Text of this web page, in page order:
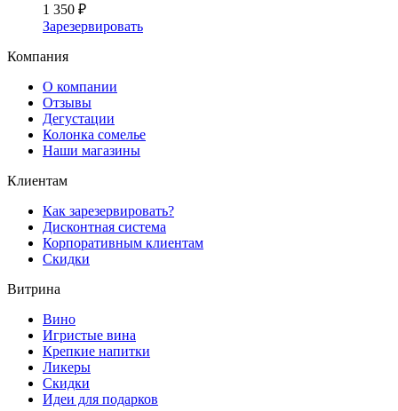
1 350 ₽
Зарезервировать
Компания
О компании
Отзывы
Дегустации
Колонка сомелье
Наши магазины
Клиентам
Как зарезервировать?
Дисконтная система
Корпоративным клиентам
Скидки
Витрина
Вино
Игристые вина
Крепкие напитки
Ликеры
Скидки
Идеи для подарков